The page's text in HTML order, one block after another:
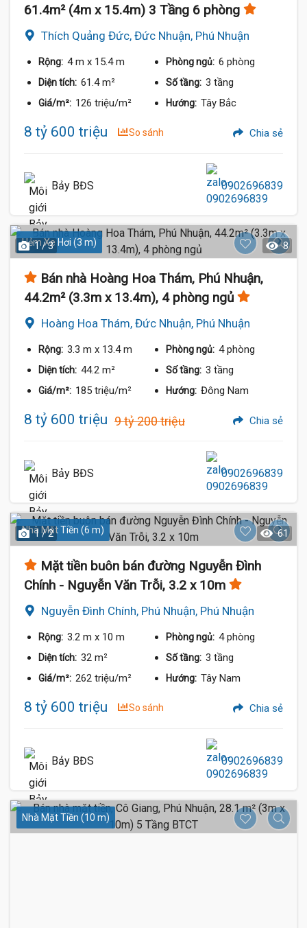
61.4m² (4m x 15.4m) 3 Tầng 6 phòng
Thích Quảng Đức, Đức Nhuận, Phú Nhuận
Rộng: 4 m x 15.4 m Phòng ngủ: 6 phòng
Diện tích: 61.4 m² Số tầng: 3 tầng
Giá/m²: 126 triệu/m² Hướng: Tây Bắc
8 tỷ 600 triệu So sánh Chia sẻ
Bảy BĐS 0902696839
Hẻm Xe Hơi (3 m)
1 / 3 8
Bán nhà Hoàng Hoa Thám, Phú Nhuận,
44.2m² (3.3m x 13.4m), 4 phòng ngủ
Hoàng Hoa Thám, Đức Nhuận, Phú Nhuận
Rộng: 3.3 m x 13.4 m Phòng ngủ: 4 phòng
Diện tích: 44.2 m² Số tầng: 3 tầng
Giá/m²: 185 triệu/m² Hướng: Đông Nam
8 tỷ 600 triệu 9 tỷ 200 triệu Chia sẻ
Bảy BĐS 0902696839
Nhà Mặt Tiền (6 m)
1 / 2 61
Mặt tiền buôn bán đường Nguyễn Đình
Chính - Nguyễn Văn Trỗi, 3.2 x 10m
Nguyễn Đình Chính, Phú Nhuận, Phú Nhuận
Rộng: 3.2 m x 10 m Phòng ngủ: 4 phòng
Diện tích: 32 m² Số tầng: 3 tầng
Giá/m²: 262 triệu/m² Hướng: Tây Nam
8 tỷ 600 triệu So sánh Chia sẻ
Bảy BĐS 0902696839
Nhà Mặt Tiền (10 m)